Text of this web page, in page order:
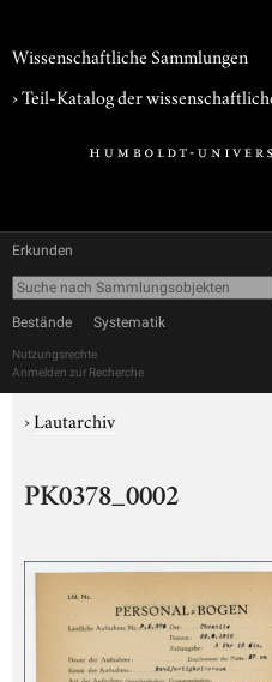
Wissenschaftliche Sammlungen
› Teil-Katalog der
Erkunden
Bestände Systematik
Nutzungsrechte
Anmelden zur Recherche
›Lautarchiv
PK0378_0002